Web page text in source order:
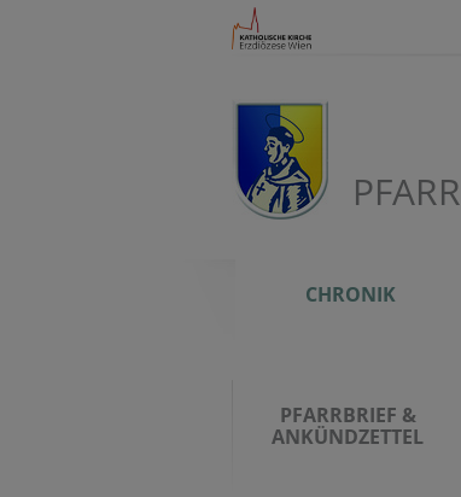
CHRONIK
PFARRBRIEF &
ANKÜNDZETTEL